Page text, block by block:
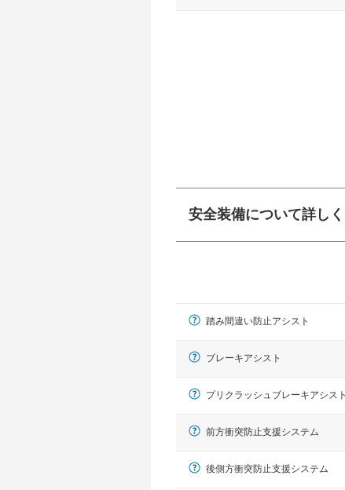
安全装備について詳しく
前走車や歩行者と
ーキアシスト、
車線逸脱防止
プアシストなどが装
運転・駐車支援
グ・アシストやサ
踏み間違い防止アシスト
ブレーキアシスト
プリクラッシュブレーキアシスト
前方衝突防止支援システム
後側方衝突防止支援システム